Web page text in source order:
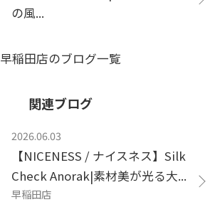
の風...
早稲田店のブログ一覧
関連ブログ
2026.06.03
【NICENESS / ナイスネス】Silk
Check Anorak|素材美が光る大...
早稲田店